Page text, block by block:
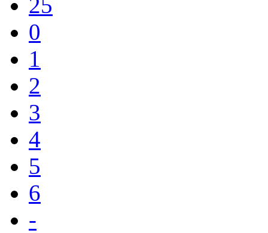
0
1
2
3
4
5
6
-